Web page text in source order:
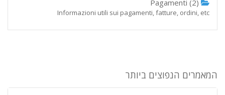
Informazioni utili sui pagamenti, fatture, ordini, etc
המאמרים הנפוצים ביותר